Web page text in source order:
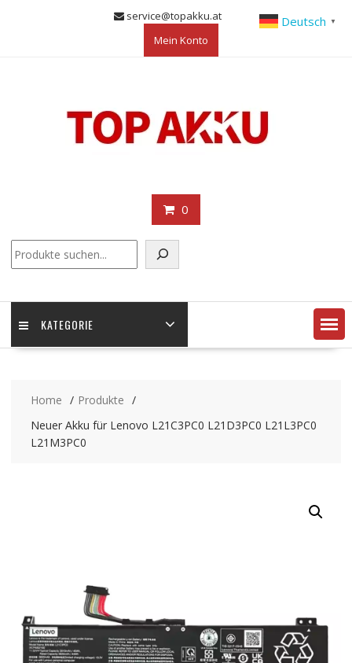
service@topakku.at
Mein Konto
0
KATEGORIE
Home
Produkte
Neuer Akku für Lenovo L21C3PC0 L21D3PC0 L21L3PC0
L21M3PC0
Deutsch ▼